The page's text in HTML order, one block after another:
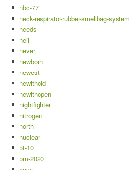
nbc-77
neck-respirator-rubber-smellbag-system
needs
neil
never
newborn
newest
newithold
newithopen
nightfighter
nitrogen
north
nuclear
of-10
om-2020